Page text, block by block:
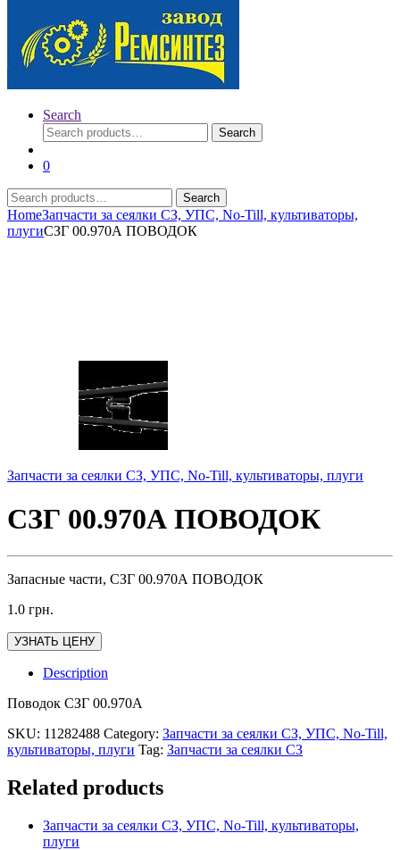
Search
Search
for:
Search
0
Search
for:
Search
HomeЗапчасти за сеялки СЗ, УПС, No-Till, культиваторы,
плугиСЗГ 00.970А ПОВОДОК
Запчасти за сеялки СЗ, УПС, No-Till, культиваторы, плуги
СЗГ 00.970А ПОВОДОК
Запасные части, СЗГ 00.970А ПОВОДОК
1.0 грн.
УЗНАТЬ ЦЕНУ
Description
Поводок СЗГ 00.970А
SKU: 11282488 Category: Запчасти за сеялки СЗ, УПС, No-Till,
культиваторы, плуги Tag: Запчасти за сеялки СЗ
Related products
Запчасти за сеялки СЗ, УПС, No-Till, культиваторы,
плуги